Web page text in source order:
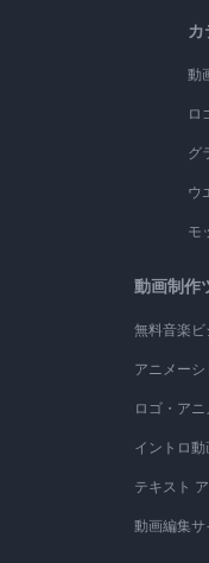
動
ロ
グ
ウ
モ
動画制作
無料音楽
アニメーシ
ロゴ・ア
イントロ
テキスト
動画編集サ